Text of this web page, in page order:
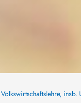
insb.